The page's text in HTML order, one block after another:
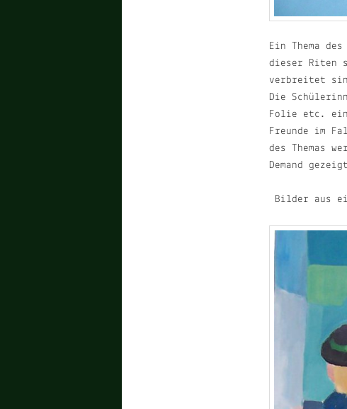
Ein Thema
dieser Riten
verbreitet
Die
Folie etc.
Freunde im
des Themas
Demand
Bilder aus